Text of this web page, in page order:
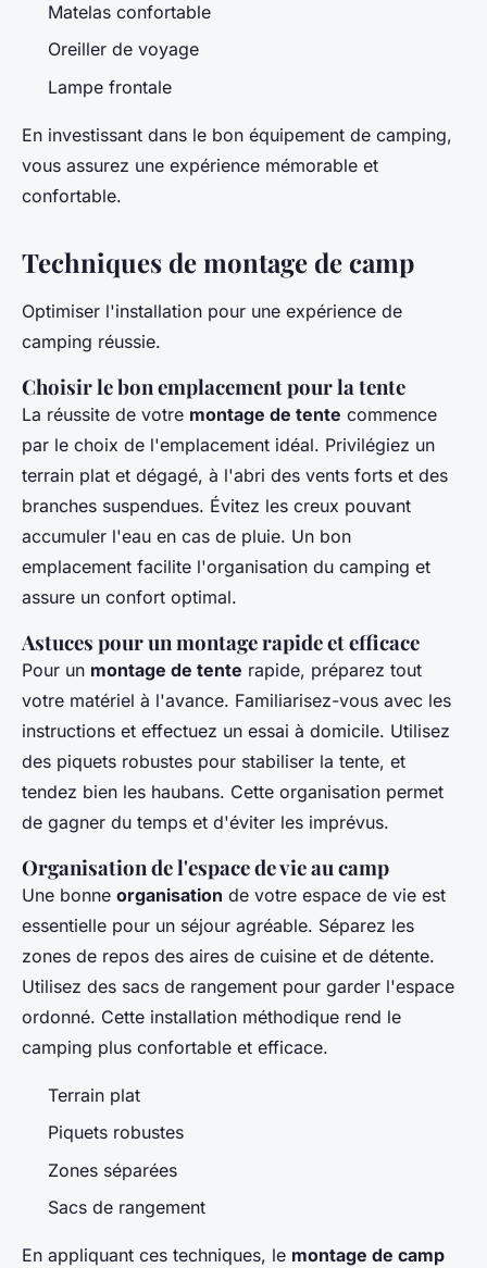
Matelas confortable
Oreiller de voyage
Lampe frontale
En investissant dans le bon équipement de camping,
vous assurez une expérience mémorable et
confortable.
Techniques de montage de camp
Optimiser l'installation pour une expérience de
camping réussie.
Choisir le bon emplacement pour la tente
La réussite de votre montage de tente commence
par le choix de l'emplacement idéal. Privilégiez un
terrain plat et dégagé, à l'abri des vents forts et des
branches suspendues. Évitez les creux pouvant
accumuler l'eau en cas de pluie. Un bon
emplacement facilite l'organisation du camping et
assure un confort optimal.
Astuces pour un montage rapide et efficace
Pour un montage de tente rapide, préparez tout
votre matériel à l'avance. Familiarisez-vous avec les
instructions et effectuez un essai à domicile. Utilisez
des piquets robustes pour stabiliser la tente, et
tendez bien les haubans. Cette organisation permet
de gagner du temps et d'éviter les imprévus.
Organisation de l'espace de vie au camp
Une bonne organisation de votre espace de vie est
essentielle pour un séjour agréable. Séparez les
zones de repos des aires de cuisine et de détente.
Utilisez des sacs de rangement pour garder l'espace
ordonné. Cette installation méthodique rend le
camping plus confortable et efficace.
Terrain plat
Piquets robustes
Zones séparées
Sacs de rangement
En appliquant ces techniques, le montage de camp